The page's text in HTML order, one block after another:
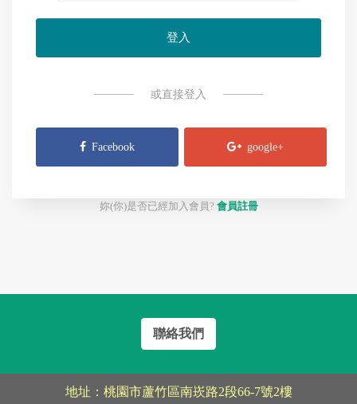
登入
或直接登入
Facebook google+
妳(你)是否已經加入會員? 會員註冊
聯絡我們
地址：桃園市蘆竹區南崁路2段66-7號2樓